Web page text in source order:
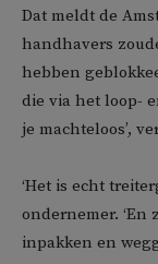
Dat meldt de
handhavers
hebben
die via het loop-
je machteloos’,
‘Het is echt
ondernemer. ‘En
inpakken en